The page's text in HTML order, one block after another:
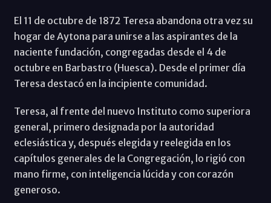
El 11 de octubre de 1872 Teresa abandona otra vez su
hogar de Aytona para unirse a las aspirantes de la
naciente fundación, congregadas desde el 4 de
octubre en Barbastro (Huesca). Desde el primer día
Teresa destacó en la incipiente comunidad.
Teresa, al frente del nuevo Instituto como superiora
general, primero designada por la autoridad
eclesiástica y, después elegida y reelegida en los
capítulos generales de la Congregación, lo rigió con
mano firme, con inteligencia lúcida y con corazón
generoso.